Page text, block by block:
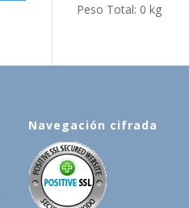
Peso Total: 0 kg
Navegación cifrada